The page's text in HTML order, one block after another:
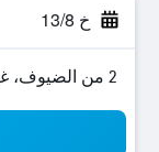
خ 13/8
2 من الضيوف، غرفة واحدة